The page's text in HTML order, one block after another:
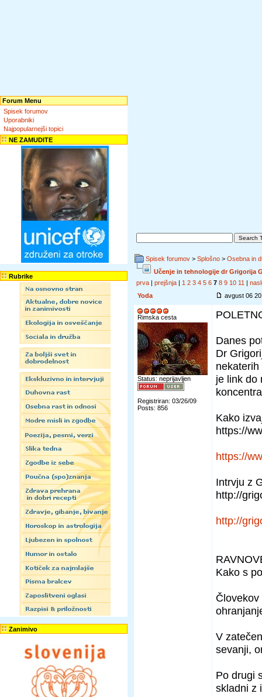
Forum Menu
Spisek forumov
Uporabniki
Najpopularnejši topici
NE ZAMUDITE
Rubrike
Zanimivo
Spisek forumov > Splošno > Osebna in
Učenje in tehnologije dr Grigorija
prva | prejšnja | 1 2 3 4 5 6 7 8 9 10 11 |
Yoda
avgust 06
Rimska cesta
Status: neprijavljen
Registriran: 03/26/09
Posts: 856
Danes
Dr
je link do
Kako
https://
https://
Intrvju z
http://
http://
Kako s
V
sevanji,
Po drugi
skladni z